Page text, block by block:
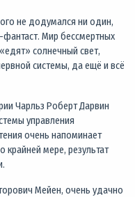
не додумался ни один,
Мир бессмертных
солнечный свет,
системы, да ещё и всё
Чарльз Роберт Дарвин
управления
очень напоминает
крайней мере, результат
Мейен, очень удачно